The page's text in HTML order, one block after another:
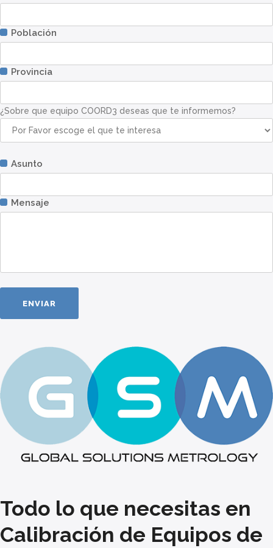
Población
Provincia
¿Sobre que equipo COORD3 deseas que te informemos?
Asunto
Mensaje
Todo lo que necesitas en
Calibración de Equipos de